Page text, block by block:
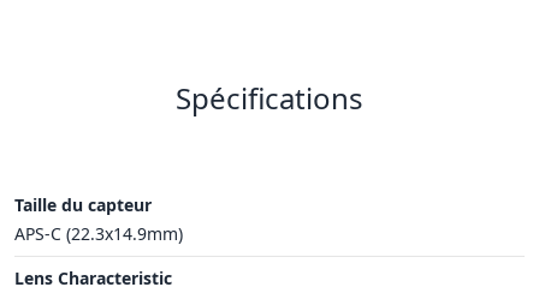
Spécifications
Taille du capteur
APS-C (22.3x14.9mm)
Lens Characteristic